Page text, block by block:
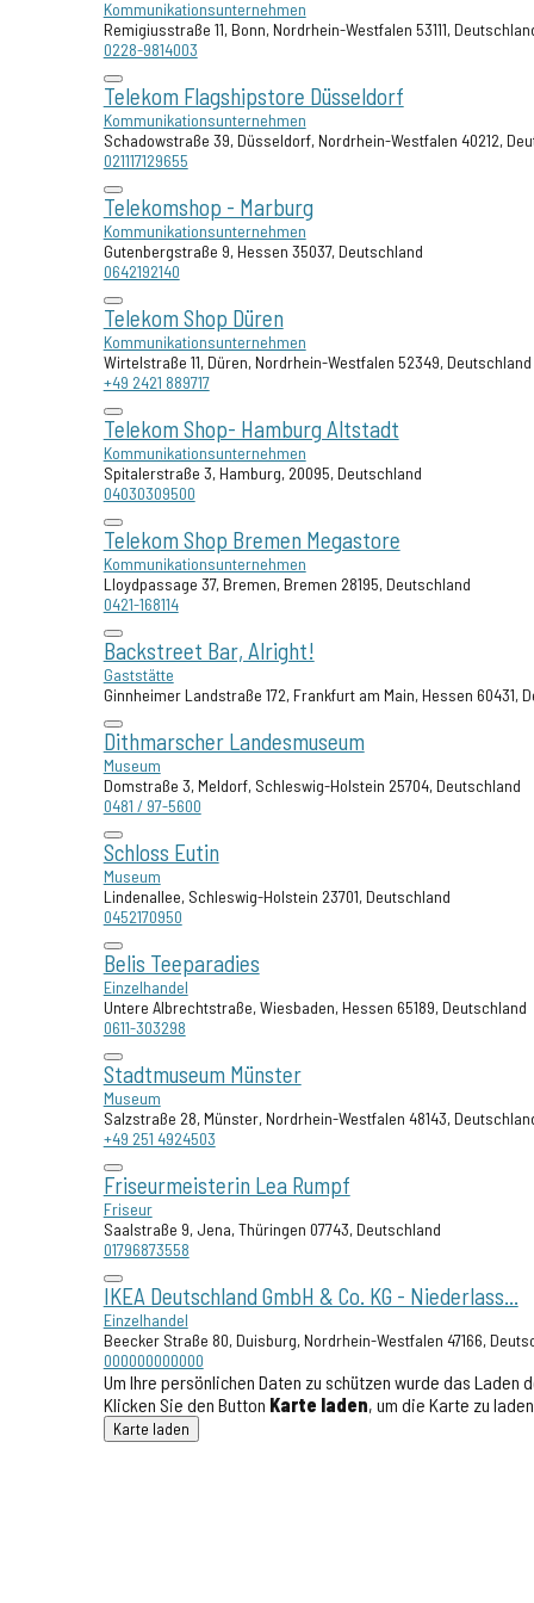
Kommunikationsunternehmen
Remigiusstraße 11, Bonn, Nordrhein-Westfalen 53111,
0228-9814003
Telekom Flagshipstore Düsseldorf
Kommunikationsunternehmen
Schadowstraße 39, Düsseldorf, Nordrhein-Westfalen 40212,
021117129655
Telekomshop - Marburg
Kommunikationsunternehmen
Gutenbergstraße 9, Hessen 35037, Deutschland
0642192140
Telekom Shop Düren
Kommunikationsunternehmen
Wirtelstraße 11, Düren, Nordrhein-Westfalen 52349, Deutschland
+49 2421 889717
Telekom Shop- Hamburg Altstadt
Kommunikationsunternehmen
Spitalerstraße 3, Hamburg, 20095, Deutschland
04030309500
Telekom Shop Bremen Megastore
Kommunikationsunternehmen
Lloydpassage 37, Bremen, Bremen 28195, Deutschland
0421-168114
Backstreet Bar, Alright!
Gaststätte
Ginnheimer Landstraße 172, Frankfurt am Main, Hessen 60431,
Dithmarscher Landesmuseum
Museum
Domstraße 3, Meldorf, Schleswig-Holstein 25704, Deutschland
0481 / 97-5600
Schloss Eutin
Museum
Lindenallee, Schleswig-Holstein 23701, Deutschland
0452170950
Belis Teeparadies
Einzelhandel
Untere Albrechtstraße, Wiesbaden, Hessen 65189, Deutschland
0611-303298
Stadtmuseum Münster
Museum
Salzstraße 28, Münster, Nordrhein-Westfalen 48143,
+49 251 4924503
Friseurmeisterin Lea Rumpf
Friseur
Saalstraße 9, Jena, Thüringen 07743, Deutschland
01796873558
IKEA Deutschland GmbH & Co. KG - Niederlass...
Einzelhandel
Beecker Straße 80, Duisburg, Nordrhein-Westfalen 47166,
000000000000
Um Ihre persönlichen Daten zu schützen wurde das
Klicken Sie den Button Karte laden, um die Karte zu
Karte laden